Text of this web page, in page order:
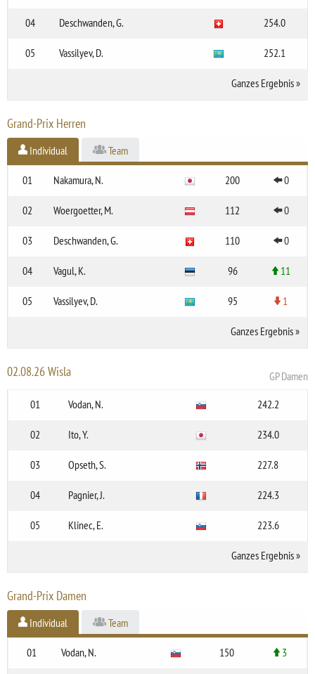
04 Deschwanden, G. 254.0
05 Vassilyev, D. 252.1
Ganzes Ergebnis»
Grand-Prix Herren
Individual Team
01 Nakamura, N. 200 0
02 Woergoetter, M. 112 0
03 Deschwanden, G. 110 0
04 Vagul, K. 96 11
05 Vassilyev, D. 95 1
Ganzes Ergebnis»
02.08.26 Wisla
GP Damen
01
Vodan, N. 242.2
02 Ito, Y. 234.0
03 Opseth, S. 227.8
04 Pagnier, J. 224.3
05 Klinec, E. 223.6
Ganzes Ergebnis»
Grand-Prix Damen
Individual Team
01 Vodan, N. 150 3